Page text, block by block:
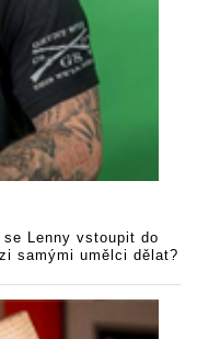
se Lenny vstoupit do
samými umělci dělat?